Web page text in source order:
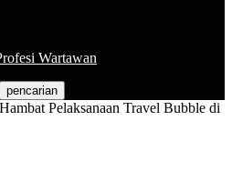
Wartawan
Pelaksanaan Travel Bubble di